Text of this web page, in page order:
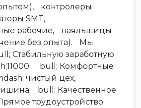
контролеры
SMT,
рабочие, паяльщицы
без опыта). Мы
Стабильную заработную
. bull; Комфортные
чистый цех,
bull; Качественное
трудоустройство.